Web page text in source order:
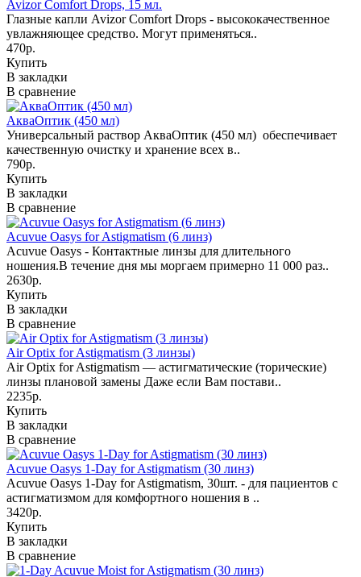
Avizor Comfort Drops, 15 мл.
Глазные капли Avizor Comfort Drops - высококачественное
увлажняющее средство. Могут применяться..
470р.
Купить
В закладки
В сравнение
АкваОптик (450 мл)
Универсальный раствор АкваОптик (450 мл) обеспечивает
качественную очистку и хранение всех в..
790р.
Купить
В закладки
В сравнение
Acuvue Oasys for Astigmatism (6 линз)
Acuvue Oasys - Контактные линзы для длительного
ношения.В течение дня мы моргаем примерно 11 000 раз..
2630р.
Купить
В закладки
В сравнение
Air Optix for Astigmatism (3 линзы)
Air Optix for Astigmatism — астигматические (торические)
линзы плановой замены Даже если Вам постави..
2235р.
Купить
В закладки
В сравнение
Acuvue Oasys 1-Day for Astigmatism (30 линз)
Acuvue Oasys 1-Day for Astigmatism, 30шт. - для пациентов с
астигматизмом для комфортного ношения в ..
3420р.
Купить
В закладки
В сравнение